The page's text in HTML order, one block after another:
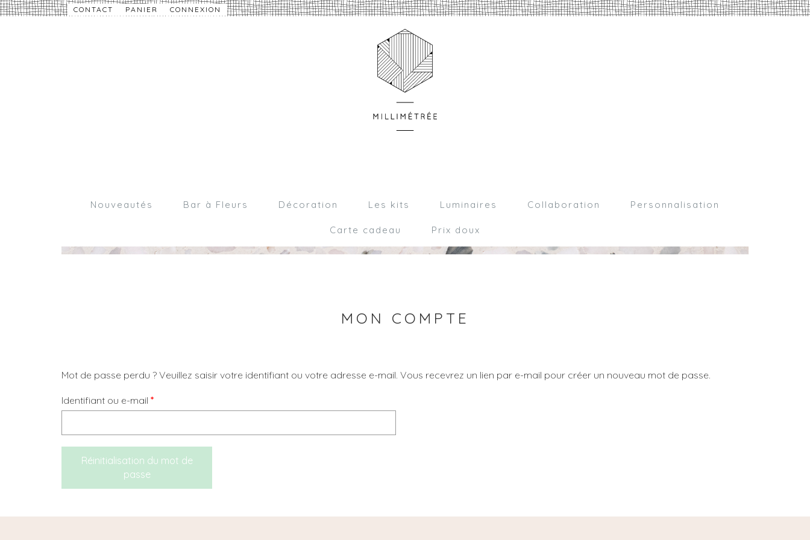
CONTACT PANIER CONNEXION
Nouveautés Bar à Fleurs Décoration Les kits Luminaires Collaboration Personnalisation
Carte cadeau Prix doux
MON COMPTE
Mot de passe perdu ? Veuillez saisir votre identifiant ou votre adresse e-mail. Vous recevrez un lien par e-mail pour créer un nouveau mot de passe.
Identifiant ou e-mail *
Réinitialisation du mot de
passe